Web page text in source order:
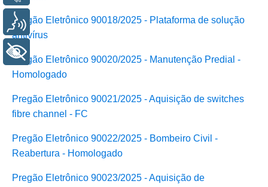
Pregão Eletrônico 90018/2025 - Plataforma de solução
antivírus
Pregão Eletrônico 90020/2025 - Manutenção Predial -
Homologado
Pregão Eletrônico 90021/2025 - Aquisição de switches
fibre channel - FC
Pregão Eletrônico 90022/2025 - Bombeiro Civil -
Reabertura - Homologado
Pregão Eletrônico 90023/2025 - Aquisição de
Voz